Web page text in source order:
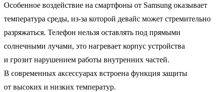
Особенное воздействие на смартфоны от Samsung оказывает
температура среды, из-за которой девайс может стремительно
разряжаться. Телефон нельзя оставлять под прямыми
солнечными лучами, это нагревает корпус устройства
и грозит нарушением работы внутренних частей.
В современных аксессуарах встроена функция защиты
от высоких и низких температур.